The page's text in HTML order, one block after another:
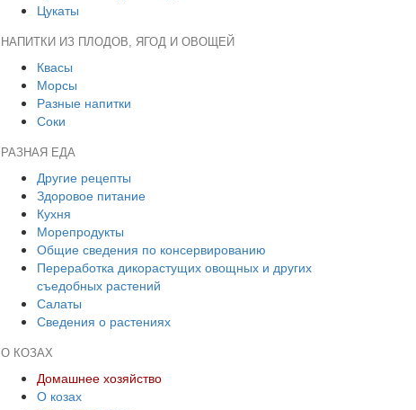
Цукаты
НАПИТКИ ИЗ ПЛОДОВ, ЯГОД И ОВОЩЕЙ
Квасы
Морсы
Разные напитки
Соки
РАЗНАЯ ЕДА
Другие рецепты
Здоровое питание
Кухня
Морепродукты
Общие сведения по консервированию
Переработка дикорастущих овощных и других
съедобных растений
Салаты
Сведения о растениях
О КОЗАХ
Домашнее хозяйство
О козах